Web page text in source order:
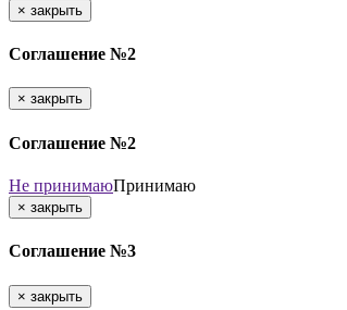
× закрыть
Соглашение №2
× закрыть
Соглашение №2
Не принимаюПринимаю
× закрыть
Соглашение №3
× закрыть